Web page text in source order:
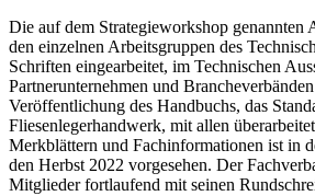
Die auf dem Strategieworkshop genannten
den einzelnen Arbeitsgruppen des
Schriften eingearbeitet, im Technischen
Partnerunternehmen und
Veröffentlichung des Handbuchs, das
Fliesenlegerhandwerk, mit allen
Merkblättern und Fachinformationen ist in
den Herbst 2022 vorgesehen. Der
Mitglieder fortlaufend mit seinen